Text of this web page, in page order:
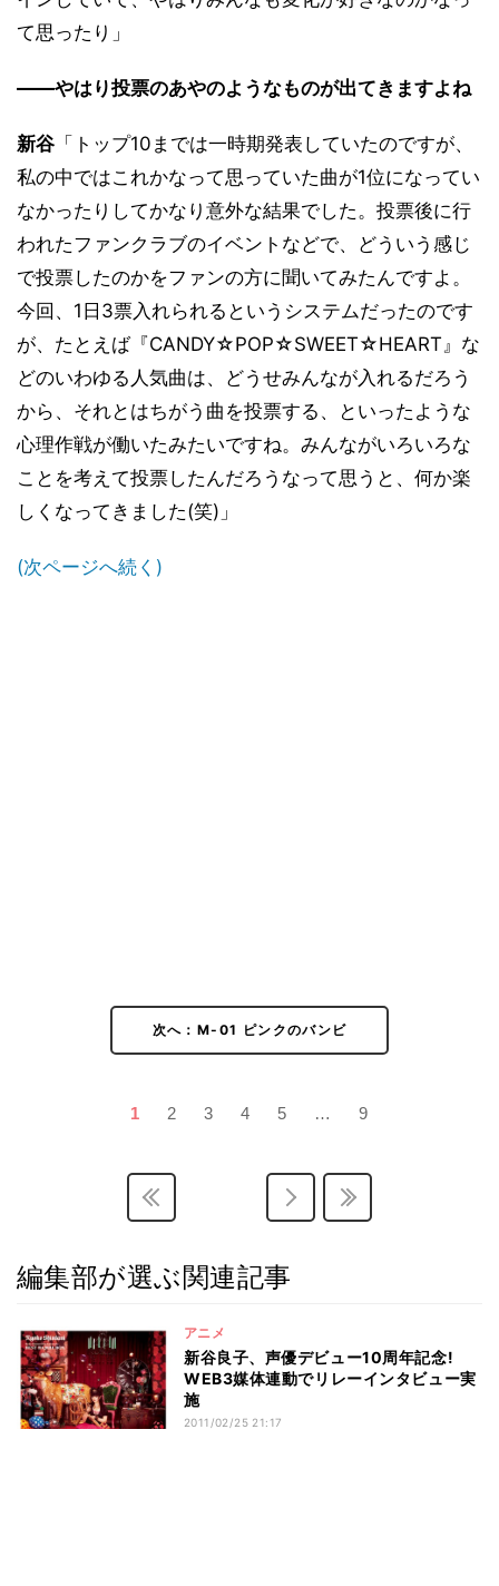
て思ったり」
――やはり投票のあやのようなものが出てきますよね
新谷 「トップ10までは一時期発表していたのですが、
私の中ではこれかなって思っていた曲が1位になってい
なかったりしてかなり意外な結果でした。投票後に行
われたファンクラブのイベントなどで、どういう感じ
で投票したのかをファンの方に聞いてみたんですよ。
今回、1日3票入れられるというシステムだったのです
が、たとえば『CANDY☆POP☆SWEET☆HEART』な
どのいわゆる人気曲は、どうせみんなが入れるだろう
から、それとはちがう曲を投票する、といったような
心理作戦が働いたみたいですね。みんながいろいろな
ことを考えて投票したんだろうなって思うと、何か楽
しくなってきました(笑)」
(次ページへ続く)
次へ：M-01 ピンクのバンビ
1 2 3 4 5 … 9
編集部が選ぶ関連記事
アニメ
新谷良子、声優デビュー10周年記念!
WEB3媒体連動でリレーインタビュー実
施
2011/02/25 21:17